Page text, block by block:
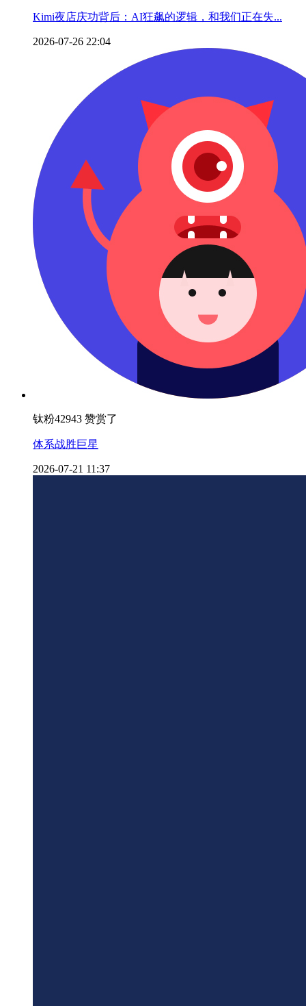
Kimi夜店庆功背后：AI狂飙的逻辑，和我们正在失...
2026-07-26 22:04
钛粉42943 赞赏了
体系战胜巨星
2026-07-21 11:37